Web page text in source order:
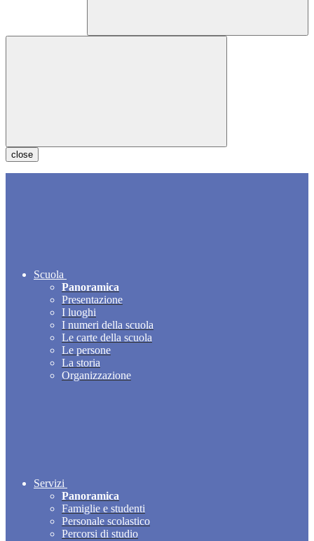
close
Scuola
Panoramica
Presentazione
I luoghi
I numeri della scuola
Le carte della scuola
Le persone
La storia
Organizzazione
Servizi
Panoramica
Famiglie e studenti
Personale scolastico
Percorsi di studio